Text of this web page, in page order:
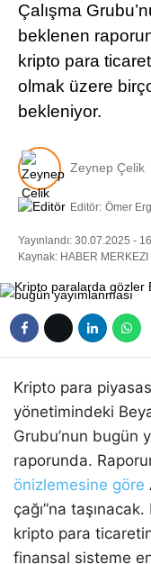
Çalışma
beklenen
kripto para
olmak üzere
bekleniyor.
Zeynep Çelik
Editör: Ömer
Yayınlandı: 30.07.2025 -
Kaynak: HABER MERKEZI
Kripto para
yönetimindeki
Grubu’nun bugün
raporunda.
önizlemesine göre
çağı”na
kripto para
finansal sisteme